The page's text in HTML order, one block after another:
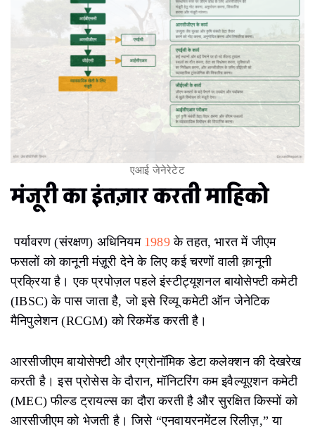
एआई जेनेरेटेट
मंजूरी का इंतज़ार करती माहिको
पर्यावरण (संरक्षण) अधिनियम 1989के तहत, भारत में जीएम
फसलों को कानूनी मंज़ूरी देने के लिए कई चरणों वाली क़ानूनी
प्रक्रिया है। एक प्रपोज़ल पहले इंस्टीट्यूशनल बायोसेफ्टी कमेटी
(IBSC) के पास जाता है, जो इसे रिव्यू कमेटी ऑन जेनेटिक
मैनिपुलेशन (RCGM) को रिकमेंड करती है।
आरसीजीएम बायोसेफ्टी और एग्रोनॉमिक डेटा कलेक्शन की देखरेख
करती है। इस प्रोसेस के दौरान, मॉनिटरिंग कम इवैल्यूएशन कमेटी
(MEC) फील्ड ट्रायल्स का दौरा करती है और सुरक्षित किस्मों को
आरसीजीएम को भेजती है। जिसे “एनवायरनमेंटल रिलीज़,” या